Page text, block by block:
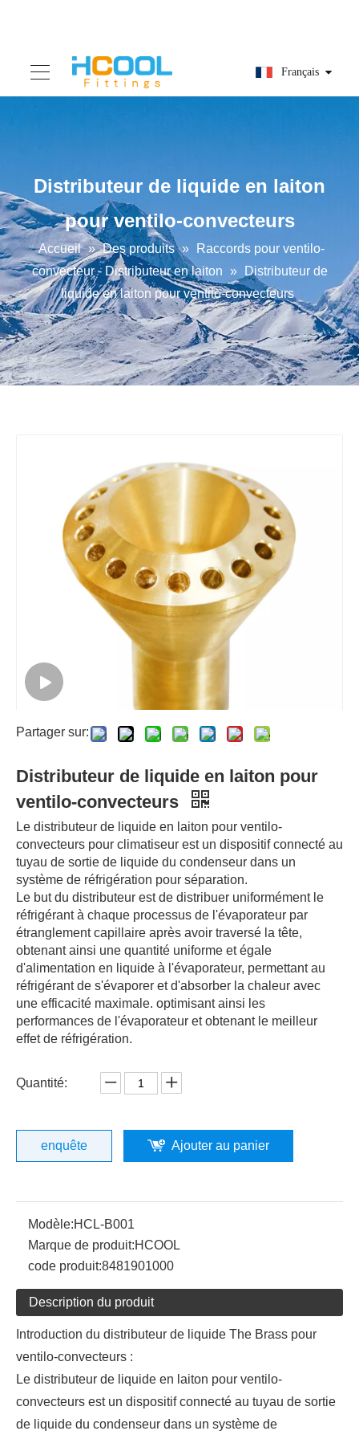
Français
Distributeur de liquide en laiton
pour ventilo-convecteurs
Accueil » Des produits »
Raccords pour ventilo-
convecteur - Distributeur en laiton »
Distributeur de
liquide en laiton pour ventilo-convecteurs
Partager sur:
Distributeur de liquide en laiton pour
ventilo-convecteurs
Le distributeur de liquide en laiton pour ventilo-
convecteurs pour climatiseur est un dispositif connecté au
tuyau de sortie de liquide du condenseur dans un
système de réfrigération pour séparation.
Le but du distributeur est de distribuer uniformément le
réfrigérant à chaque processus de l'évaporateur par
étranglement capillaire après avoir traversé la tête,
obtenant ainsi une quantité uniforme et égale
d'alimentation en liquide à l'évaporateur, permettant au
réfrigérant de s'évaporer et d'absorber la chaleur avec
une efficacité maximale. optimisant ainsi les
performances de l'évaporateur et obtenant le meilleur
effet de réfrigération.
Quantité:
enquête Ajouter au panier
Modèle:HCL-B001
Marque de produit:HCOOL
code produit:8481901000
Description du produit
Introduction du distributeur de liquide The Brass pour
ventilo-convecteurs :
Le distributeur de liquide en laiton pour ventilo-
convecteurs est un dispositif connecté au tuyau de sortie
de liquide du condenseur dans un système de